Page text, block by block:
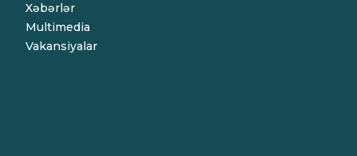
Xəbərlər
Multimedia
Vakansiyalar